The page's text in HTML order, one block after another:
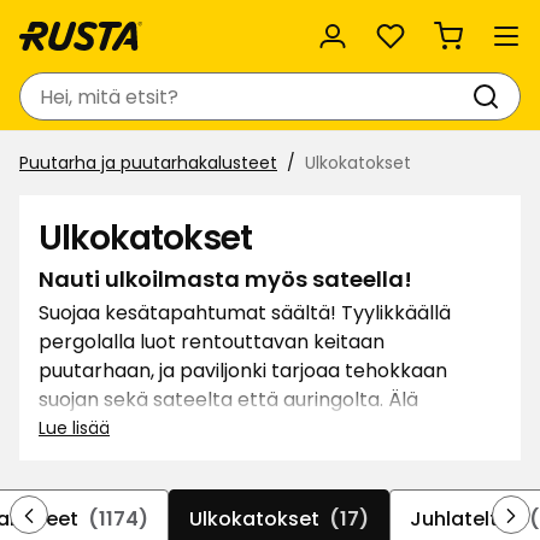
Suosikit
Haku
Puutarha ja puutarhakalusteet Ulkokatokset
Ulkokatokset
Nauti ulkoilmasta myös sateella!
Suojaa kesätapahtumat säältä! Tyylikkäällä
pergolalla luot rentouttavan keitaan
puutarhaan, ja paviljonki tarjoaa tehokkaan
suojan sekä sateelta että auringolta. Älä
myöskään ohita edullisia juhlatelttojamme, jotka
Lue lisää
(1174) Ulkokatokset (17) Juhlateltat